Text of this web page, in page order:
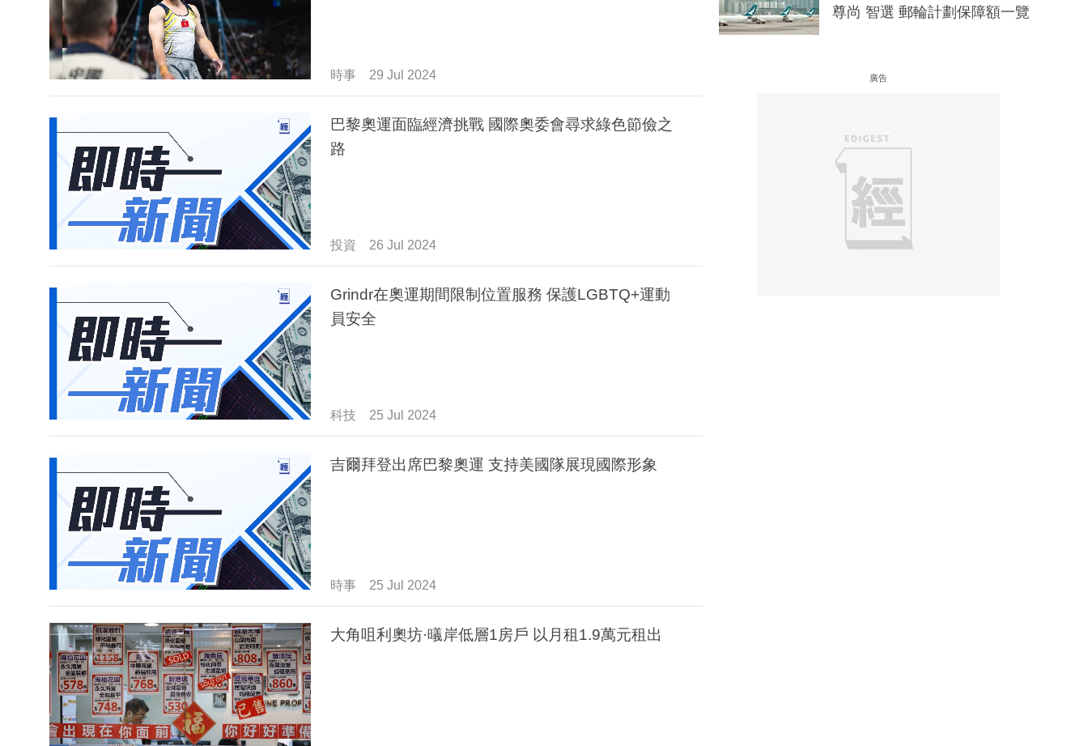
時事 29 Jul 2024
巴黎奧運面臨經濟挑戰 國際奧委會尋求綠色節儉之
路
投資 26 Jul 2024
Grindr在奧運期間限制位置服務 保護LGBTQ+運動
員安全
科技 25 Jul 2024
吉爾拜登出席巴黎奧運 支持美國隊展現國際形象
時事 25 Jul 2024
大角咀利奧坊·㬢岸低層1房戶 以月租1.9萬元租出
尊尚 智選 郵輪計劃保障額一覽
廣告